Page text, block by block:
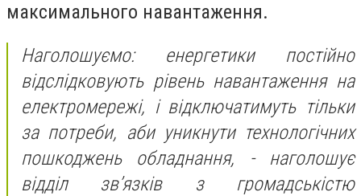
максимального навантаження.
Наголошуємо: енергетики постійно
відслідковують рівень навантаження на
електромережі, і відключатимуть тільки
за потреби, аби уникнути технологічних
пошкоджень обладнання, - наголошує
відділ зв’язків з громадськістю